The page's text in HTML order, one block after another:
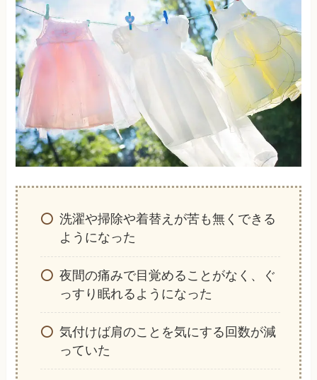
洗濯や掃除や着替えが苦も無くできる
ようになった
夜間の痛みで目覚めることがなく、ぐ
っすり眠れるようになった
気付けば肩のことを気にする回数が減
っていた